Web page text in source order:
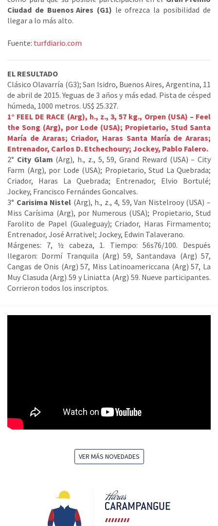
Ciudad de Buenos Aires (G1) le ofrezca la posibilidad de
llegar a lo más alto.
Fuente: turfdiario.com
EL RESULTADO
Clásico Olavarría (G3); San Isidro, Buenos Aires, Argentina, 11
de abril de 2015. Yeguas de 3 años y más edad. Pista de césped
húmeda, 1000 metros. US$ 25.327.
1° FEEL DE RACE (Arg), h., z., 3, 57 kg., Orpen (USA) – Feel
the Song (Arg), por Lode (USA); Propietario, Stud Santa
María de Araras; Criador, Haras Santa María de Araras;
Entrenador, Carlos D. Etchechoury; Jockey, Pablo Falero.
2° City Glam (Arg), h., z., 5, 59, Grand Reward (USA) – City
Farm (Arg), por Lode (USA); Propietario, Stud La Quebrada;
Criador, Haras La Quebrada; Entrenador, Elvio Bortulé;
Jockey, Francisco Fernándes Goncalves.
3° Carisima Nistel (Arg), h., z., 4, 59, Van Nistelrooy (USA) –
Miss Carísima (Arg), por Numerous (USA); Propietario, Stud
Farolito de Papel (Gualeguay); Criador, Haras Firmamento;
Entrenador, José Arrativel; Jockey, Edwin Talaverano.
Márgenes: 7, ½ cabeza, 1. Tiempo: 56s76/100. Después
llegaron: Dormí Tranquila (Arg) 59, Santandava (Arg) 57,
Cangas de Onis (Arg) 57, Miss Latinoamericcana (Arg) 57, La
Muy Clasuda (Arg) 59 y Liniatta (Arg) 59. Nueve participantes.
Corrieron todos los inscriptos.
VER MÁS NOVEDADES